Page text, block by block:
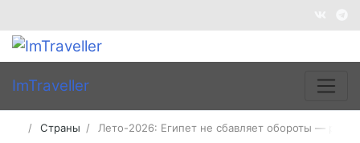
ImTraveller
Страны Лето-2026: Египет не сбавляет обороты —